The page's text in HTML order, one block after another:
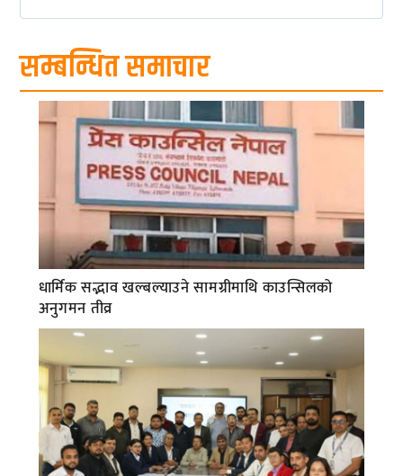
सम्बन्धित समाचार
धार्मिक सद्भाव खल्बल्याउने सामग्रीमाथि काउन्सिलको
अनुगमन तीव्र